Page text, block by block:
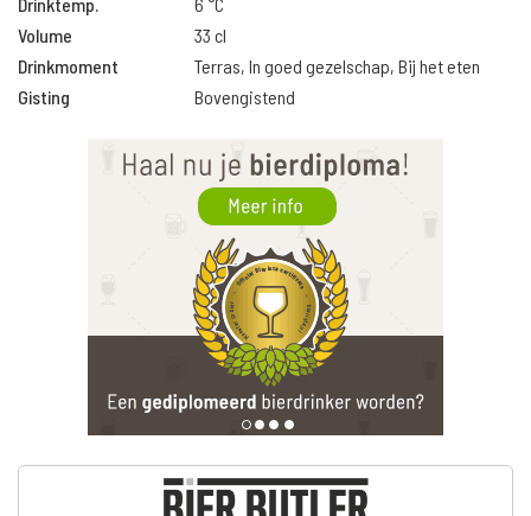
Volume
33 cl
Drinkmoment
Terras, In goed gezelschap, Bij het eten
Gisting
Bovengistend